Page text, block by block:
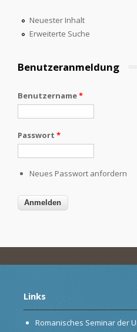
Neuester Inhalt
Erweiterte Suche
Benutzeranmeldung
Benutzername*
Passwort *
Neues Passwort anfordern
Links
Romanisches Seminar der